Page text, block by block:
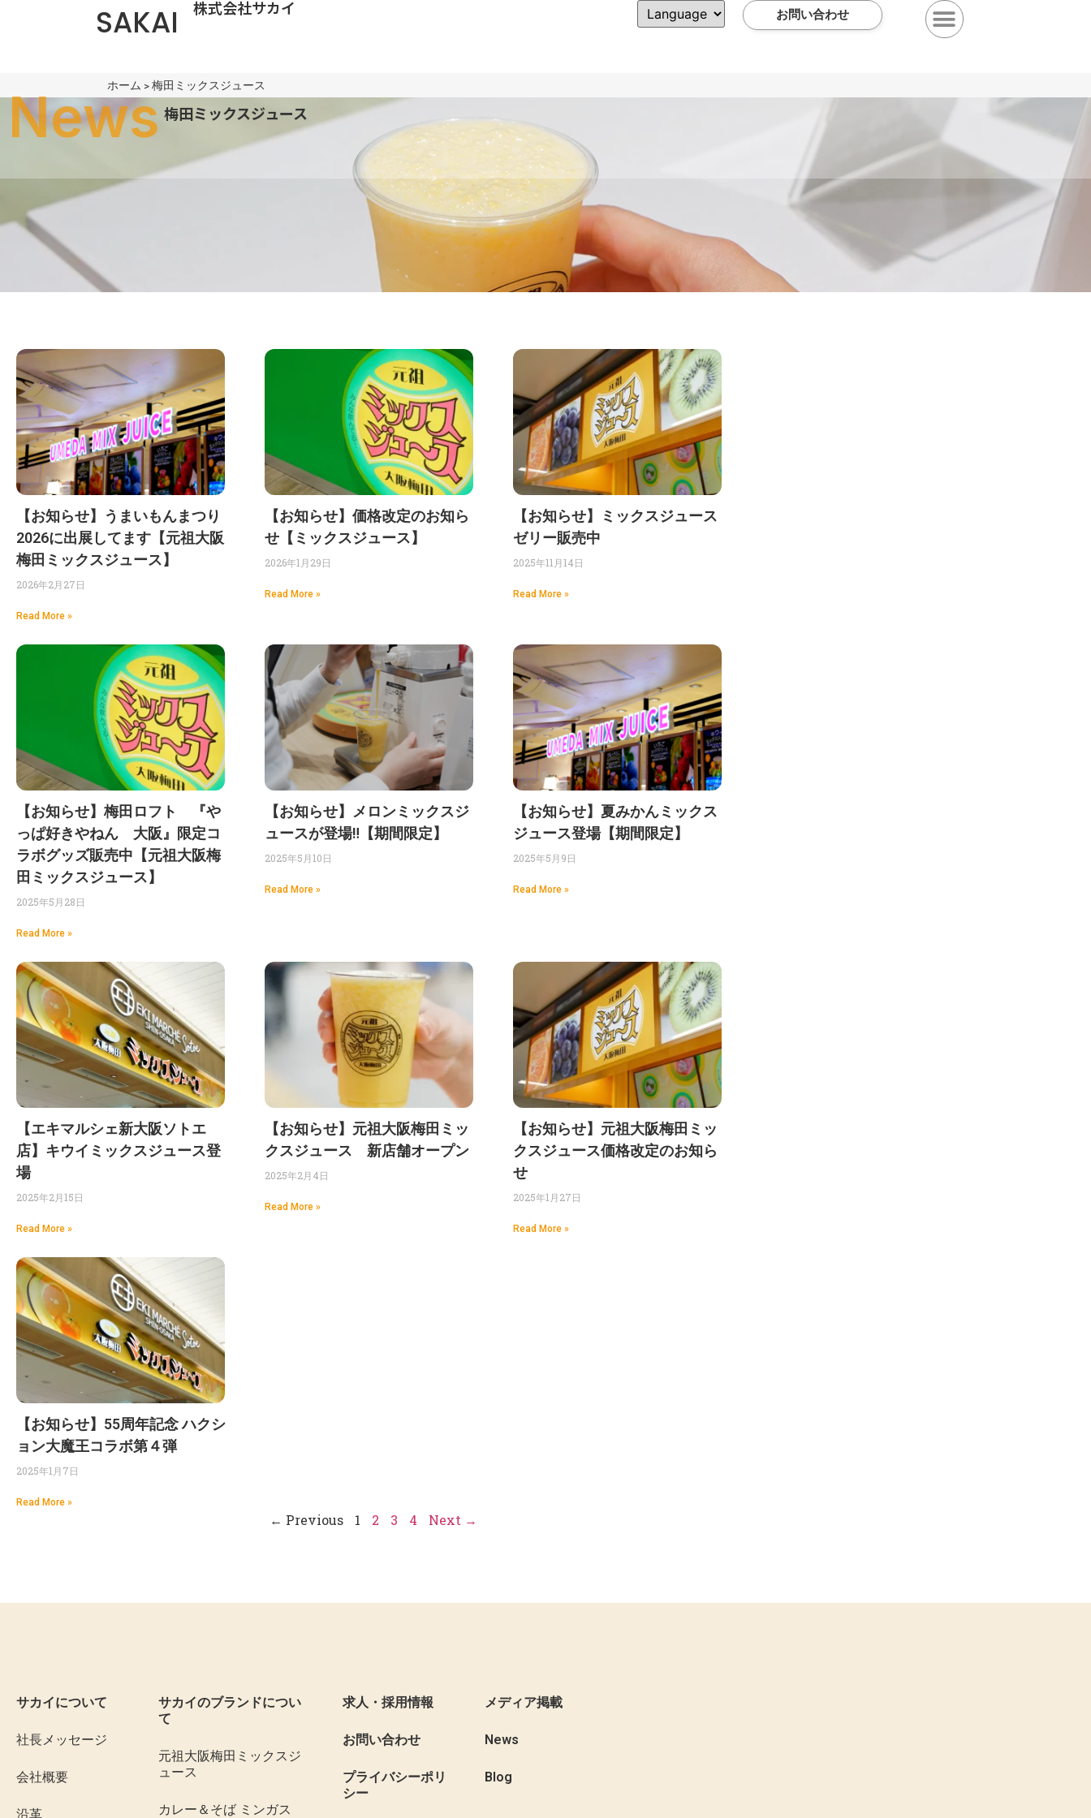
SAKAI 株式会社サカイ お問い合わせ
ホーム >梅田ミックスジュース
News梅田ミックスジュース
【お知らせ】うまいもんまつり
2026に出展してます【元祖大阪
梅田ミックスジュース】
2026年2月27日
Read More »
【お知らせ】価格改定のお知ら
せ【ミックスジュース】
2026年1月29日
Read More »
【お知らせ】ミックスジュース
ゼリー販売中
2025年11月14日
Read More »
【お知らせ】梅田ロフト 『や
っぱ好きやねん 大阪』限定コ
ラボグッズ販売中【元祖大阪梅
田ミックスジュース】
2025年5月28日
Read More »
【お知らせ】メロンミックスジ
ュースが登場‼︎【期間限定】
2025年5月10日
Read More »
【お知らせ】夏みかんミックス
ジュース登場【期間限定】
2025年5月9日
Read More »
【エキマルシェ新大阪ソトエ
店】キウイミックスジュース登
場
2025年2月15日
Read More »
【お知らせ】元祖大阪梅田ミッ
クスジュース 新店舗オープン
2025年2月4日
Read More »
【お知らせ】元祖大阪梅田ミッ
クスジュース価格改定のお知ら
せ
2025年1月27日
Read More »
【お知らせ】55周年記念 ハクシ
ョン大魔王コラボ第４弾
2025年1月7日
Read More »
← Previous 1 2 3 4 Next →
サカイについて
社長メッセージ
会社概要
沿革
サカイのブランドについ
て
元祖大阪梅田ミックスジ
ュース
カレー＆そば ミンガス
求人・採用情報
お問い合わせ
プライバシーポリ
シー
メディア掲載
News
Blog